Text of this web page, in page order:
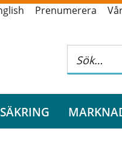
Prenumerera